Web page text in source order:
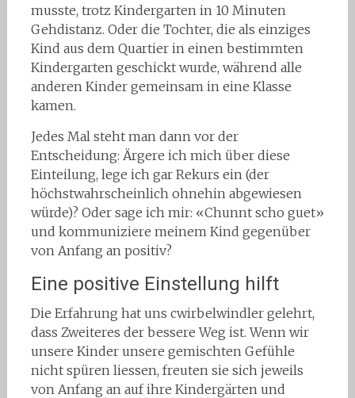
musste, trotz Kindergarten in 10 Minuten
Gehdistanz. Oder die Tochter, die als einziges
Kind aus dem Quartier in einen bestimmten
Kindergarten geschickt wurde, während alle
anderen Kinder gemeinsam in eine Klasse
kamen.
Jedes Mal steht man dann vor der
Entscheidung: Ärgere ich mich über diese
Einteilung, lege ich gar Rekurs ein (der
höchstwahrscheinlich ohnehin abgewiesen
würde)? Oder sage ich mir: «Chunnt scho guet»
und kommuniziere meinem Kind gegenüber
von Anfang an positiv?
Eine positive Einstellung hilft
Die Erfahrung hat uns cwirbelwindler gelehrt,
dass Zweiteres der bessere Weg ist. Wenn wir
unsere Kinder unsere gemischten Gefühle
nicht spüren liessen, freuten sie sich jeweils
von Anfang an auf ihre Kindergärten und